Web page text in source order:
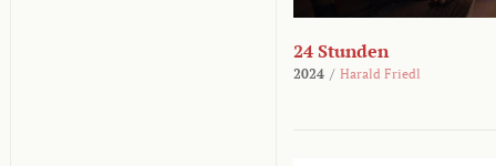
24 Stunden
2024 / Harald Friedl